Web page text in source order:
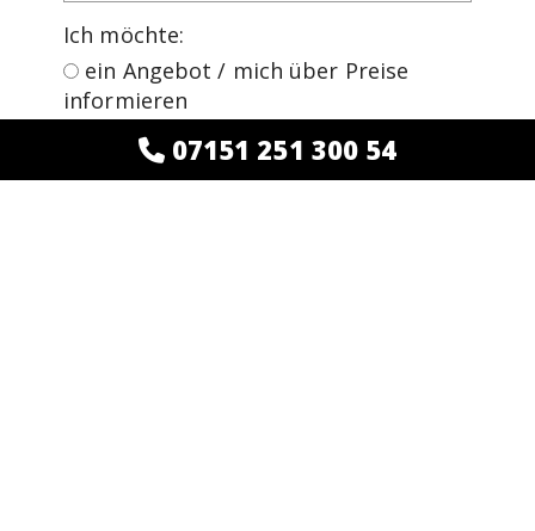
Ich möchte:
ein Angebot / mich über Preise
informieren
mich beraten lassen
zurückgerufen werden
07151 251 300 54